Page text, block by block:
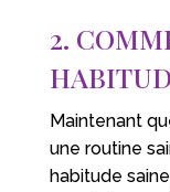
2.
Maintenant
une routine
habitude